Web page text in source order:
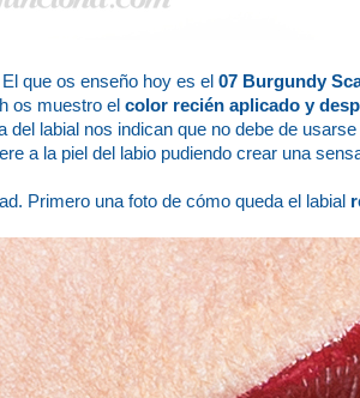
que os enseño hoy es el 07 Burgundy
os muestro el color recién aplicado y
del labial nos indican que no debe de
a la piel del labio pudiendo crear una
Primero una foto de cómo queda el labial